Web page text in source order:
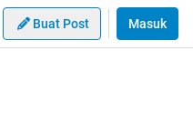
Buat Post Masuk